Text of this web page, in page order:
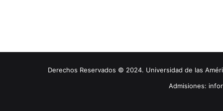
Derechos Reservados © 2024. Universidad de las
Admisiones: